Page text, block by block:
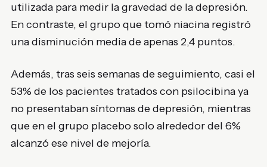
utilizada para medir la gravedad de la depresión.
En contraste, el grupo que tomó niacina registró
una disminución media de apenas 2,4 puntos.
Además, tras seis semanas de seguimiento, casi el
53% de los pacientes tratados con psilocibina ya
no presentaban síntomas de depresión, mientras
que en el grupo placebo solo alrededor del 6%
alcanzó ese nivel de mejoría.